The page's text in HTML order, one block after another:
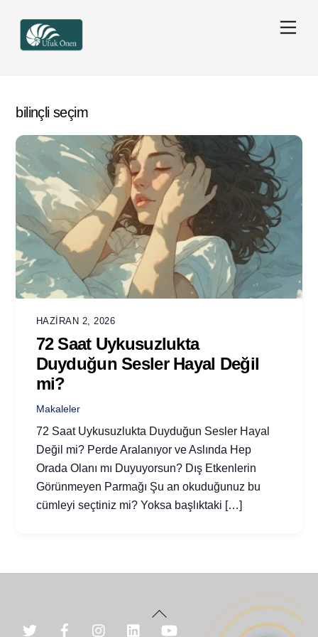
content
bilinçli seçim
HAZIRAN 2, 2026
72 Saat Uykusuzlukta
Duyduğun Sesler Hayal Değil
mi?
Makaleler
72 Saat Uykusuzlukta Duyduğun Sesler Hayal
Değil mi? Perde Aralanıyor ve Aslında Hep
Orada Olanı mı Duyuyorsun? Dış Etkenlerin
Görünmeyen Parmağı Şu an okuduğunuz bu
cümleyi seçtiniz mi? Yoksa başlıktaki […]
Back
To